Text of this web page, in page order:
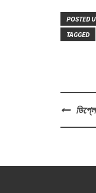
POSTED
TAGGED
Post